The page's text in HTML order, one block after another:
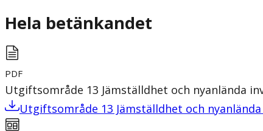
Hela betänkandet
PDF
Utgiftsområde 13 Jämställdhet och nyanlända
Utgiftsområde 13 Jämställdhet och